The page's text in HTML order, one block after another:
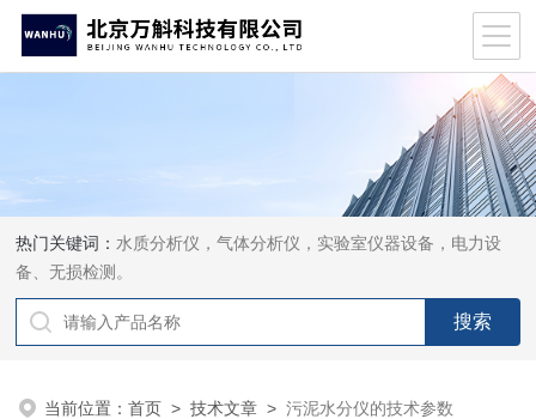
热门关键词： 水质分析仪，气体分析仪，实验室仪器设备，电力设
备、无损检测。
当前位置：首页 >技术文章 >污泥水分仪的技术参数